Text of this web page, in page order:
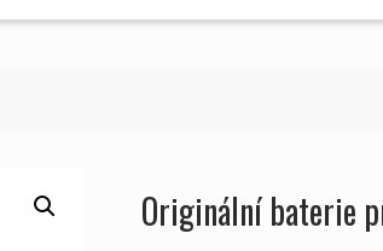
Originální baterie